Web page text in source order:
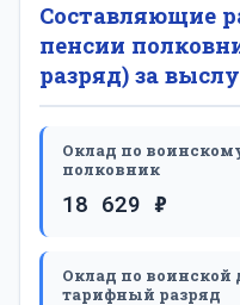
Составляющие
пенсии
разряд) за
Оклад по
полковник
18 629 ₽
Оклад по воинской
тарифный разряд